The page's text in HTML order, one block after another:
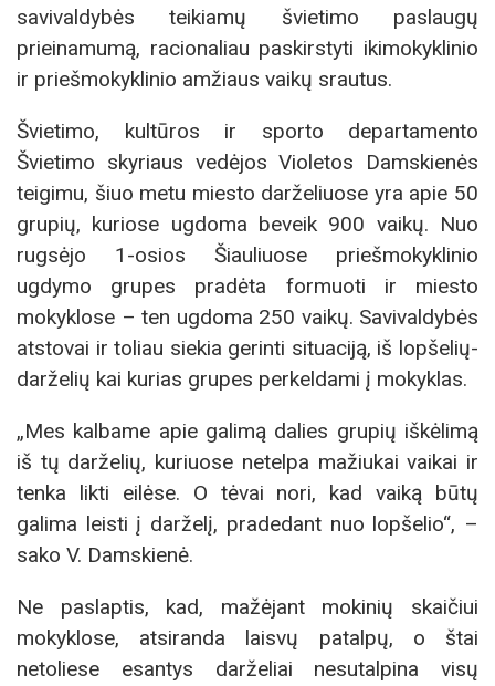
savivaldybės teikiamų švietimo paslaugų
prieinamumą, racionaliau paskirstyti ikimokyklinio
ir priešmokyklinio amžiaus vaikų srautus.
Švietimo, kultūros ir sporto departamento
Švietimo skyriaus vedėjos Violetos Damskienės
teigimu, šiuo metu miesto darželiuose yra apie 50
grupių, kuriose ugdoma beveik 900 vaikų. Nuo
rugsėjo 1-osios Šiauliuose priešmokyklinio
ugdymo grupes pradėta formuoti ir miesto
mokyklose – ten ugdoma 250 vaikų. Savivaldybės
atstovai ir toliau siekia gerinti situaciją, iš lopšelių-
darželių kai kurias grupes perkeldami į mokyklas.
„Mes kalbame apie galimą dalies grupių iškėlimą
iš tų darželių, kuriuose netelpa mažiukai vaikai ir
tenka likti eilėse. O tėvai nori, kad vaiką būtų
galima leisti į darželį, pradedant nuo lopšelio“, –
sako V. Damskienė.
Ne paslaptis, kad, mažėjant mokinių skaičiui
mokyklose, atsiranda laisvų patalpų, o štai
netoliese esantys darželiai nesutalpina visų